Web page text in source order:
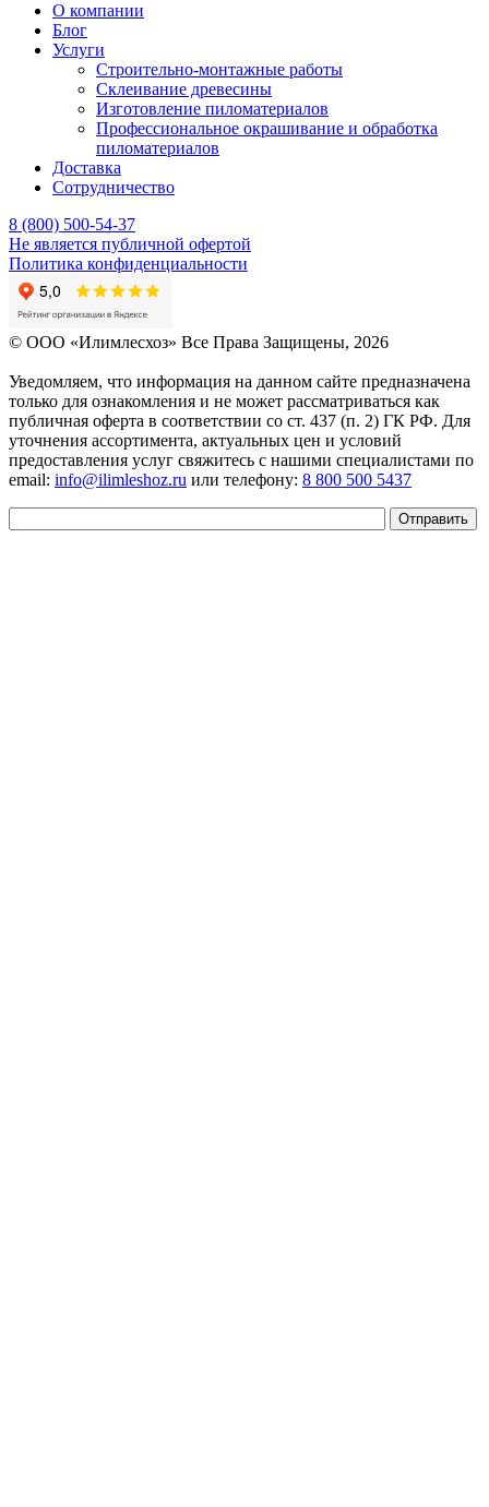
О компании
Блог
Услуги
Строительно-монтажные работы
Склеивание древесины
Изготовление пиломатериалов
Профессиональное окрашивание и обработка
пиломатериалов
Доставка
Сотрудничество
8 (800) 500-54-37
Не является публичной офертой
Политика конфиденциальности
© OOO «Илимлесхоз» Все Права Защищены, 2026
Уведомляем, что информация на данном сайте предназначена
только для ознакомления и не может рассматриваться как
публичная оферта в соответствии со ст. 437 (п. 2) ГК РФ. Для
уточнения ассортимента, актуальных цен и условий
предоставления услуг свяжитесь с нашими специалистами по
email: info@ilimleshoz.ru или телефону: 8 800 500 5437